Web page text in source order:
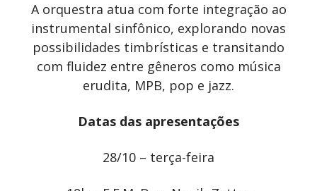
A orquestra atua com forte integração ao
instrumental sinfônico, explorando novas
possibilidades timbrísticas e transitando
com fluidez entre gêneros como música
erudita, MPB, pop e jazz.
Datas das apresentações
28/10 – terça-feira